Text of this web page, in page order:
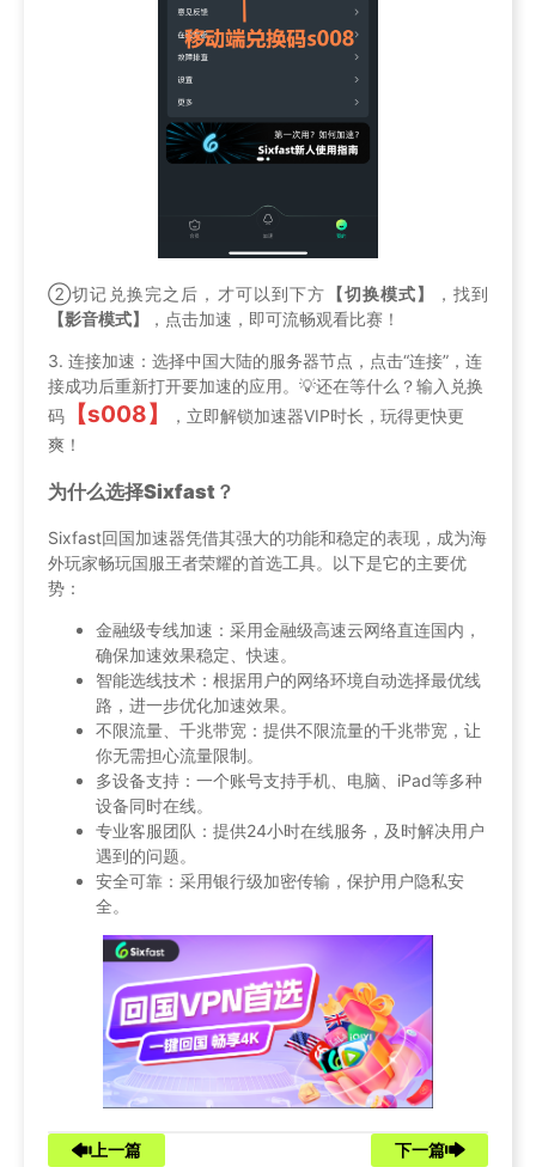
②切记兑换完之后，才可以到下方 【切换模式】
，找到
【影音模式】
，点击加速，即可流畅观看比赛！
3. 连接加速：选择中国大陆的服务器节点，点击“连接”，连
接成功后重新打开要加速的应用。💡还在等什么？输入兑换
码
【s008】
，立即解锁加速器VIP时长，玩得更快更
爽！
为什么选择Sixfast？
Sixfast回国加速器凭借其强大的功能和稳定的表现，成为海
外玩家畅玩国服王者荣耀的首选工具。以下是它的主要优
势：
金融级专线加速：采用金融级高速云网络直连国内，
确保加速效果稳定、快速。
智能选线技术：根据用户的网络环境自动选择最优线
路，进一步优化加速效果。
不限流量、千兆带宽：提供不限流量的千兆带宽，让
你无需担心流量限制。
多设备支持：一个账号支持手机、电脑、iPad等多种
设备同时在线。
专业客服团队：提供24小时在线服务，及时解决用户
遇到的问题。
安全可靠：采用银行级加密传输，保护用户隐私安
全。
上一篇 下一篇